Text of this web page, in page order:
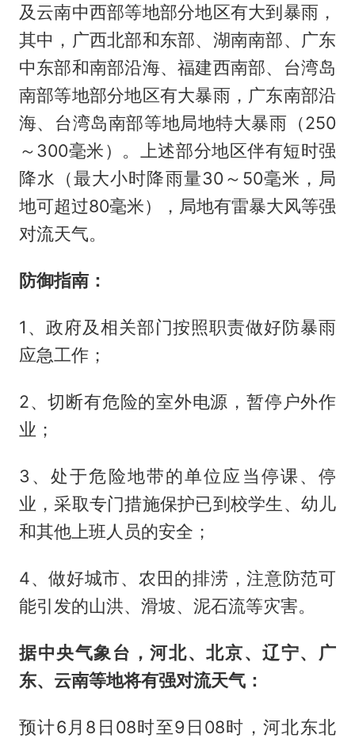
及云南中西部等地部分地区有大到暴雨，
其中，广西北部和东部、湖南南部、广东
中东部和南部沿海、福建西南部、台湾岛
南部等地部分地区有大暴雨，广东南部沿
海、台湾岛南部等地局地特大暴雨（250
～300毫米）。上述部分地区伴有短时强
降水（最大小时降雨量30～50毫米，局
地可超过80毫米），局地有雷暴大风等强
对流天气。
防御指南：
1、政府及相关部门按照职责做好防暴雨
应急工作；
2、切断有危险的室外电源，暂停户外作
业；
3、处于危险地带的单位应当停课、停
业，采取专门措施保护已到校学生、幼儿
和其他上班人员的安全；
4、做好城市、农田的排涝，注意防范可
能引发的山洪、滑坡、泥石流等灾害。
据中央气象台，河北、北京、辽宁、广
东、云南等地将有强对流天气：
预计6月8日08时至9日08时，河北东北